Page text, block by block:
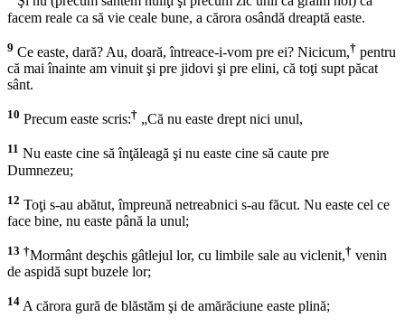
facem reale ca să vie ceale bune, a cărora osândă dreaptă easte.
9 Ce easte, dară? Au, doară, întreace-i-vom pre ei? Nicicum,† pentru
că mai înainte am vinuit şi pre jidovi şi pre elini, că toţi supt păcat
sânt.
10 Precum easte scris:† „Că nu easte drept nici unul,
11 Nu easte cine să înţăleagă şi nu easte cine să caute pre
Dumnezeu;
12 Toţi s-au abătut, împreună netreabnici s-au făcut. Nu easte cel ce
face bine, nu easte până la unul;
13 †Mormânt deşchis gâtlejul lor, cu limbile sale au viclenit,† venin
de aspidă supt buzele lor;
14 A cărora gură de blăstăm şi de amărăciune easte plină;